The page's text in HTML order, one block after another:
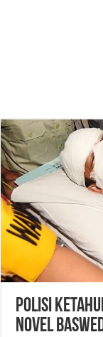
Polisi
Novel